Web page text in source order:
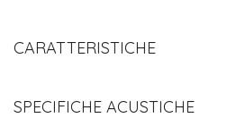
CARATTERISTICHE
SPECIFICHE ACUSTICHE